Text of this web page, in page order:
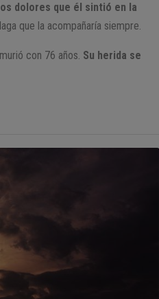
dolores que él sintió en la
que la acompañaría siempre.
con 76 años. Su herida se